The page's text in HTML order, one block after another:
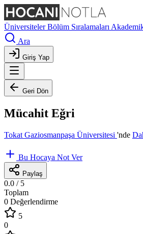
ÜniversitelerBölüm Sıralamaları
Ara
Giriş Yap
Geri Dön
Mücahit Eğri
Tokat Gaziosmanpaşa Üniversitesi 'nde
Bu Hocaya Not Ver
Paylaş
0.0 / 5
Toplam
0 Değerlendirme
5
0